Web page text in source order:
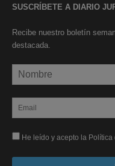
SUSCRÍBETE A DIARIO
Recibe nuestro boletín
destacada.
He leído y acepto la Política